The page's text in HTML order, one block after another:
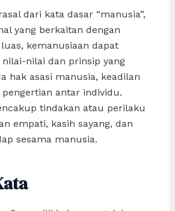
dari kata dasar “manusia”,
yang berkaitan dengan
kemanusiaan dapat
nilai dan prinsip yang
hak asasi manusia, keadilan
pengertian antar individu.
tindakan atau perilaku
empati, kasih sayang, dan
sesama manusia.